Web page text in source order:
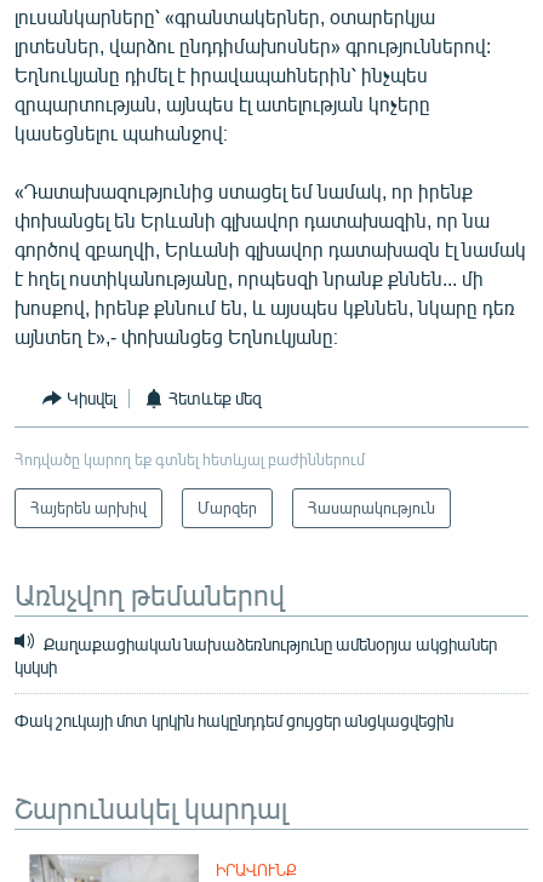
լուսանկարները՝ «գրանտակերներ, օտարերկյա
լրտեսներ, վարձու ընդդիմախոսներ» գրություններով:
Եղնուկյանը դիմել է իրավապահներին՝ ինչպես
զրպարտության, այնպես էլ ատելության կոչերը
կասեցնելու պահանջով։
«Դատախազությունից ստացել եմ նամակ, որ իրենք
փոխանցել են Երևանի գլխավոր դատախազին, որ նա
գործով զբաղվի, Երևանի գլխավոր դատախազն էլ նամակ
է հղել ոստիկանությանը, որպեսզի նրանք քննեն... մի
խոսքով, իրենք քննում են, և այսպես կքննեն, նկարը դեռ
այնտեղ է»,- փոխանցեց Եղնուկյանը։
Կիսվել Հետևեք մեզ
Հոդվածը կարող եք գտնել հետևյալ բաժիններում
Հայերեն արխիվ Մարզեր Հասարակություն
Առնչվող թեմաներով
Քաղաքացիական նախաձեռնությունը ամենօրյա ակցիաներ
կսկսի
Փակ շուկայի մոտ կրկին հակընդդեմ ցույցեր անցկացվեցին
Շարունակել կարդալ
ԻՐԱՎՈՒՆՔ